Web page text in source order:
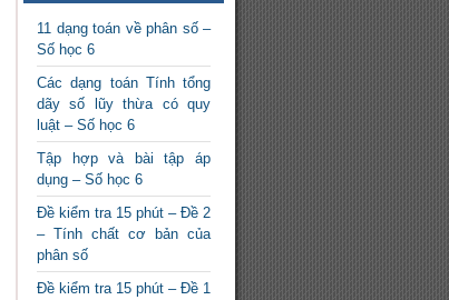
11 dạng toán về phân số –
Số học 6
Các dạng toán Tính tổng
dãy số lũy thừa có quy
luật – Số học 6
Tập hợp và bài tập áp
dụng – Số học 6
Đề kiểm tra 15 phút – Đề 2
– Tính chất cơ bản của
phân số
Đề kiểm tra 15 phút – Đề 1